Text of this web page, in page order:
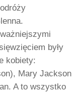
były
kobiety:
Mary Jackson
A to wszystko